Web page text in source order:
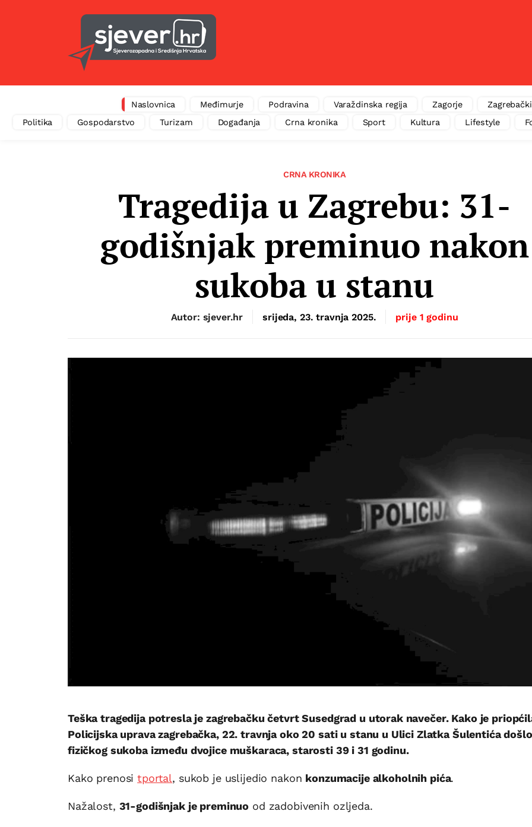
Naslovnica Međimurje Podravina Varaždinska regija Zagorje
Politika
Gospodarstvo Turizam Događanja Crna kronika Sport Kultura Lifestyle
CRNA KRONIKA
Tragedija u Zagrebu: 31-
godišnjak preminuo nakon
sukoba u stanu
Autor: sjever.hr srijeda, 23. travnja 2025. prije 1 godinu
Teška tragedija potresla je zagrebačku četvrt Susedgrad u utorak navečer. Kako je
Policijska uprava zagrebačka, 22. travnja oko 20 sati u stanu u Ulici Zlatka Šulentića
fizičkog sukoba između dvojice muškaraca, starosti 39 i 31 godinu.
Kako prenositportal, sukob je uslijedio nakon konzumacije alkoholnih pića.
Nažalost, 31-godišnjak je preminuo od zadobivenih ozljeda.